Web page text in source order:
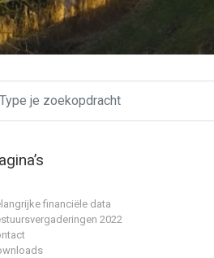
financiële data
2022